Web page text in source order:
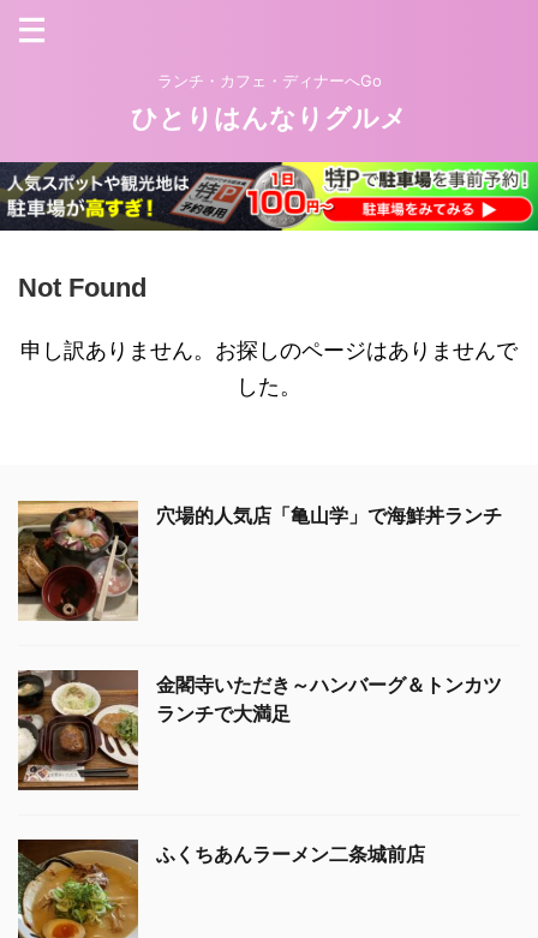
ランチ・カフェ・ディナーへGo
ひとりはんなりグルメ
Not Found
申し訳ありません。お探しのページはありませんで
した。
穴場的人気店「亀山学」で海鮮丼ランチ
金閣寺いただき～ハンバーグ＆トンカツ
ランチで大満足
ふくちあんラーメン二条城前店